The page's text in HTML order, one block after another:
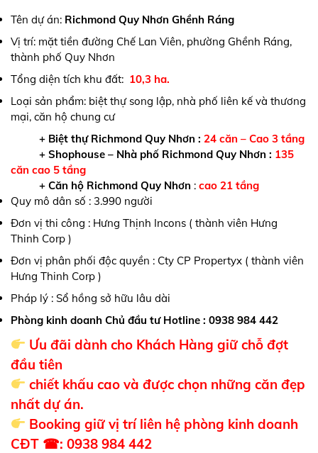
Tên dự án: Richmond Quy Nhơn Ghềnh Ráng
Vị trí: mặt tiền đường Chế Lan Viên, phường Ghềnh Ráng,
thành phố Quy Nhơn
Tổng diện tích khu đất: 10,3 ha.
Loại sản phẩm: biệt thự song lập, nhà phố liên kế và thương
mại, căn hộ chung cư
+ Biệt thự Richmond Quy Nhơn : 24 căn – Cao 3 tầng
+ Shophouse – Nhà phố Richmond Quy Nhơn : 135
căn cao 5 tầng
+ Căn hộ Richmond Quy Nhơn : cao 21 tầng
Quy mô dân số : 3.990 người
Đơn vị thi công : Hưng Thịnh Incons ( thành viên Hưng
Thinh Corp )
Đơn vị phân phối độc quyền : Cty CP Propertyx ( thành viên
Hưng Thinh Corp )
Pháp lý : Sổ hồng sở hữu lâu dài
Phòng kinh doanh Chủ đầu tư Hotline : 0938 984 442
Ưu đãi dành cho Khách Hàng giữ chỗ đợt
đầu tiên
chiết khấu cao và được chọn những căn đẹp
nhất dự án.
Booking giữ vị trí liên hệ phòng kinh doanh
CĐT ☎: 0938 984 442